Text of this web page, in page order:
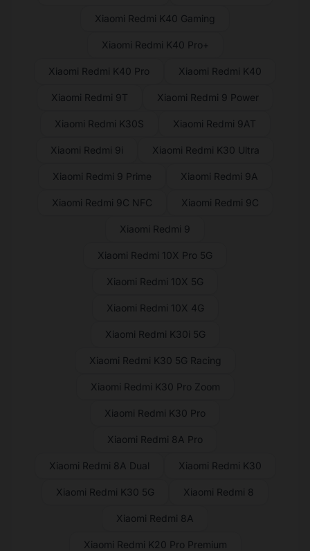
Xiaomi Redmi K40 Gaming
Xiaomi Redmi K40 Pro+
Xiaomi Redmi K40 Pro Xiaomi Redmi K40
Xiaomi Redmi 9T Xiaomi Redmi 9 Power
Xiaomi Redmi K30S Xiaomi Redmi 9AT
Xiaomi Redmi 9i Xiaomi Redmi K30 Ultra
Xiaomi Redmi 9 Prime Xiaomi Redmi 9A
Xiaomi Redmi 9C NFC Xiaomi Redmi 9C
Xiaomi Redmi 9
Xiaomi Redmi 10X Pro 5G
Xiaomi Redmi 10X 5G
Xiaomi Redmi 10X 4G
Xiaomi Redmi K30i 5G
Xiaomi Redmi K30 5G Racing
Xiaomi Redmi K30 Pro Zoom
Xiaomi Redmi K30 Pro
Xiaomi Redmi 8A Pro
Xiaomi Redmi 8A Dual Xiaomi Redmi K30
Xiaomi Redmi K30 5G Xiaomi Redmi 8
Xiaomi Redmi 8A
Xiaomi Redmi K20 Pro Premium